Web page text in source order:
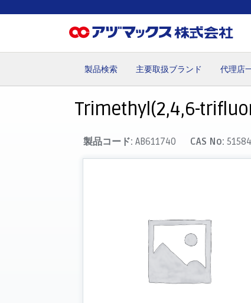
製品検索 主要取扱ブランド 代理店
Trimethyl(2,4,6-
製品コード:AB611740 CAS No: